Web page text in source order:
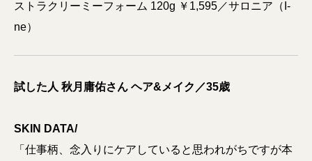
ストラクリーミーフォーム 120g ￥1,595／サロニア（I-
ne）
試した人 秋月庸佑さん ヘア&メイク／35歳
SKIN DATA/
「仕事柄、念入りにケアしていると思われがちですが本